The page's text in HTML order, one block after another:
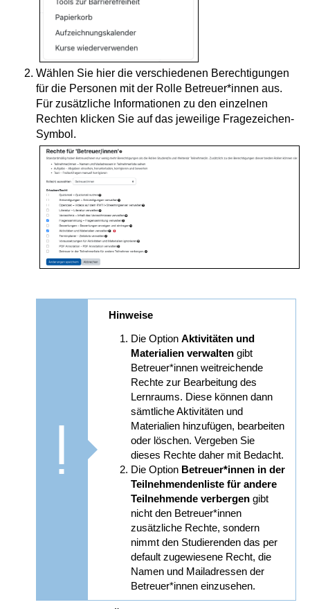
Wählen Sie hier die verschiedenen Berechtigungen
für die Personen mit der Rolle Betreuer*innen aus.
Für zusätzliche Informationen zu den einzelnen
Rechten klicken Sie auf das jeweilige Fragezeichen-
Symbol.
Hinweise
Die Option Aktivitäten und
Materialien verwaltengibt
Betreuer*innen weitreichende
Rechte zur Bearbeitung des
Lernraums. Diese können dann
sämtliche Aktivitäten und
Materialien hinzufügen, bearbeiten
oder löschen. Vergeben Sie
dieses Rechte daher mit Bedacht.
Die Option Betreuer*innen in der
Teilnehmendenliste für andere
Teilnehmende verbergengibt
nicht den Betreuer*innen
zusätzliche Rechte, sondern
nimmt den Studierenden das per
default zugewiesene Recht, die
Namen und Mailadressen der
Betreuer*innen einzusehen.